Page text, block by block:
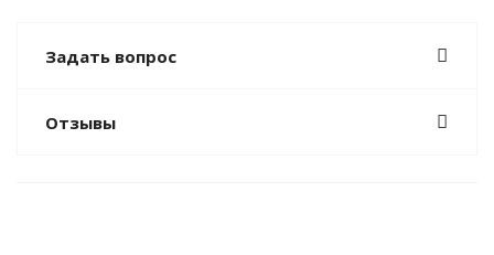
Задать вопрос
Отзывы